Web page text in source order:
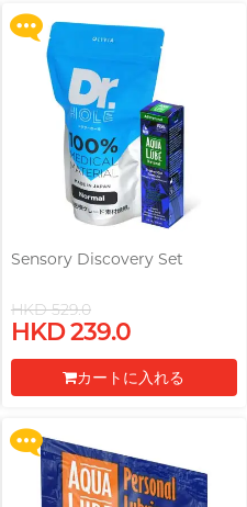
Sensory Discovery Set
HKD 529.0
HKD 239.0
カートに入れる
Upon $200, Get Gillette Labs
with Exfoliating Bar Razorr at
$129!
他の特典へ